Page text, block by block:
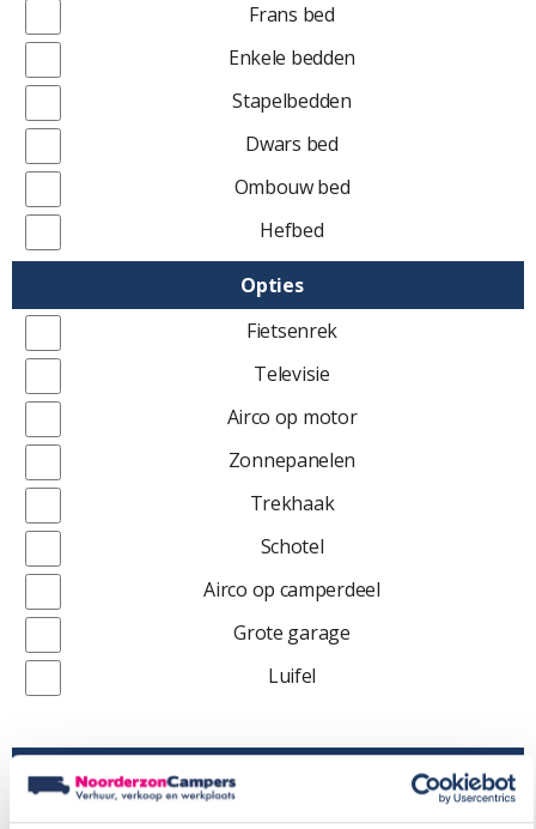
Frans bed
Enkele bedden
Stapelbedden
Dwars bed
Ombouw bed
Hefbed
Opties
Fietsenrek
Televisie
Airco op motor
Zonnepanelen
Trekhaak
Schotel
Airco op camperdeel
Grote garage
Luifel
Banden